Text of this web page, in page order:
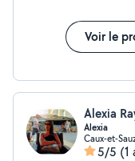
Voir le
Alexia
Alexia
Caux-et-
5/5 (1